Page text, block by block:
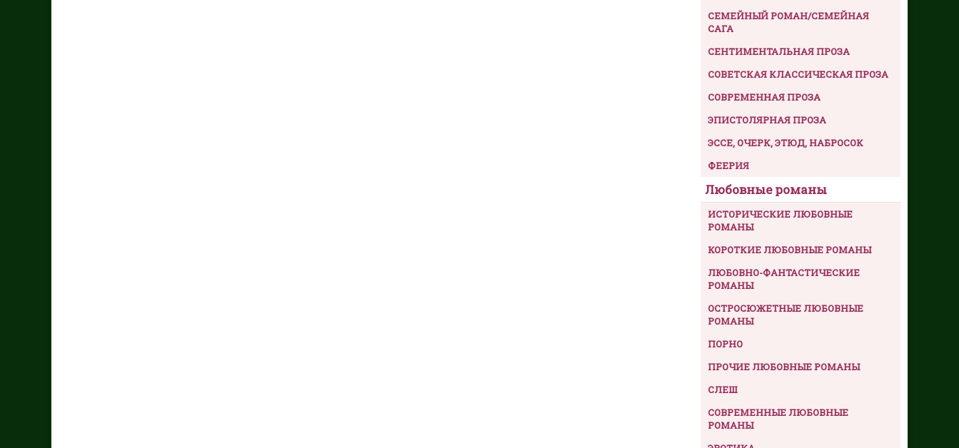
СЕМЕЙНЫЙ РОМАН/СЕМЕЙНАЯ
САГА
СЕНТИМЕНТАЛЬНАЯ ПРОЗА
СОВЕТСКАЯ КЛАССИЧЕСКАЯ ПРОЗА
СОВРЕМЕННАЯ ПРОЗА
ЭПИСТОЛЯРНАЯ ПРОЗА
ЭССЕ, ОЧЕРК, ЭТЮД, НАБРОСОК
ФЕЕРИЯ
Любовные романы
ИСТОРИЧЕСКИЕ ЛЮБОВНЫЕ
РОМАНЫ
КОРОТКИЕ ЛЮБОВНЫЕ РОМАНЫ
ЛЮБОВНО-ФАНТАСТИЧЕСКИЕ
РОМАНЫ
ОСТРОСЮЖЕТНЫЕ ЛЮБОВНЫЕ
РОМАНЫ
ПОРНО
ПРОЧИЕ ЛЮБОВНЫЕ РОМАНЫ
СЛЕШ
СОВРЕМЕННЫЕ ЛЮБОВНЫЕ
РОМАНЫ